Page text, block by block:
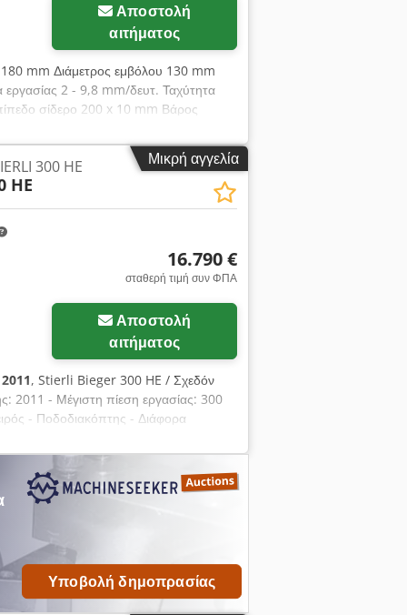
Αποστολή
αιτήματος
mm Διάμετρος εμβόλου 130 mm
2 - 9,8 mm/δευτ. Ταχύτητα
σίδερο 200 x 10 mm Βάρος
ρύθμιση διαδρομής του εμβόλου
ή ημιαυτόματη λειτουργία Βαλβίδα
με μοιρογνωμική διανομή Οπίσθιος
Μικρή αγγελία
300 HE
HE
16.790 €
σταθερή τιμή συν ΦΠΑ
Αποστολή
αιτήματος
2011, Stierli Bieger 300 HE / Σχεδόν
2011 - Μέγιστη πίεση εργασίας: 300
- Ποδοδιακόπτης - Διάφορα
Διαστάσεις: ΜxΠxΥ 1,5x1,2x1,5 μέτρα
Υποβολή δημοπρασίας